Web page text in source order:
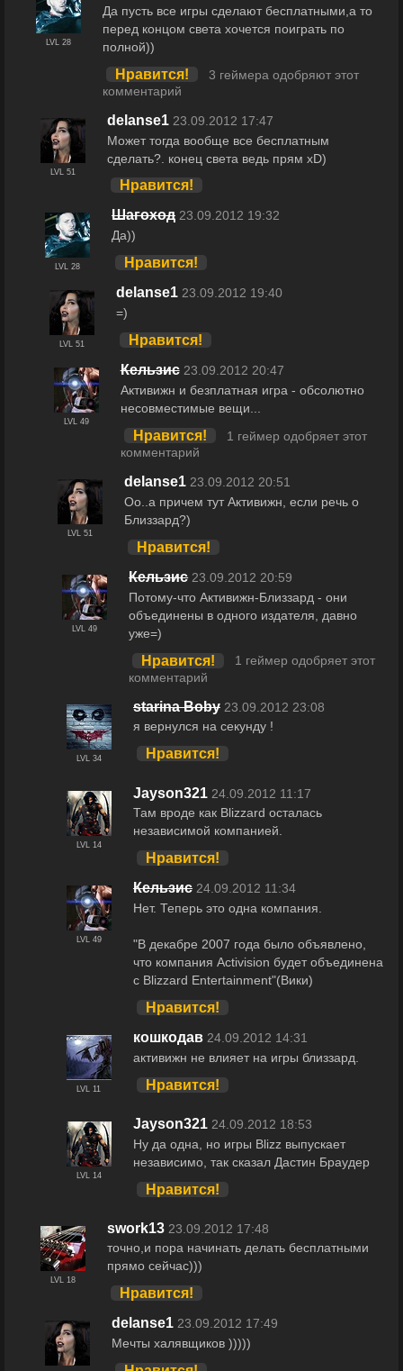
LVL 28
Да пусть все игры сделают бесплатными,а то
перед концом света хочется поиграть по
полной))
Нравится!
3 геймера одобряют этот
комментарий
LVL 51
delanse1 23.09.2012 17:47
Может тогда вообще все бесплатным
сделать?. конец света ведь прям xD)
Нравится!
LVL 28
Шагоход 23.09.2012 19:32
Да))
Нравится!
LVL 51
delanse1 23.09.2012 19:40
=)
Нравится!
LVL 49
Кельзис 23.09.2012 20:47
Активижн и безплатная игра - обсолютно
несовместимые вещи...
Нравится!
1 геймер одобряет этот
комментарий
LVL 51
delanse1 23.09.2012 20:51
Оо..а причем тут Активижн, если речь о
Близзард?)
Нравится!
LVL 49
Кельзис 23.09.2012 20:59
Потому-что Активижн-Близзард - они
объединены в одного издателя, давно
уже=)
Нравится!
1 геймер одобряет этот
комментарий
LVL 34
starina Boby 23.09.2012 23:08
я вернулся на секунду !
Нравится!
LVL 14
Jayson321 24.09.2012 11:17
Там вроде как Blizzard осталась
независимой компанией.
Нравится!
LVL 49
Кельзис 24.09.2012 11:34
Нет. Теперь это одна компания.
"В декабре 2007 года было объявлено,
что компания Activision будет объединена
с Blizzard Entertainment"(Вики)
Нравится!
LVL 11
кошкодав 24.09.2012 14:31
активижн не влияет на игры близзард.
Нравится!
LVL 14
Jayson321 24.09.2012 18:53
Ну да одна, но игры Blizz выпускает
независимо, так сказал Дастин Браудер
Нравится!
LVL 18
swork13 23.09.2012 17:48
точно,и пора начинать делать бесплатными
прямо сейчас)))
Нравится!
delanse1 23.09.2012 17:49
Мечты халявщиков )))))